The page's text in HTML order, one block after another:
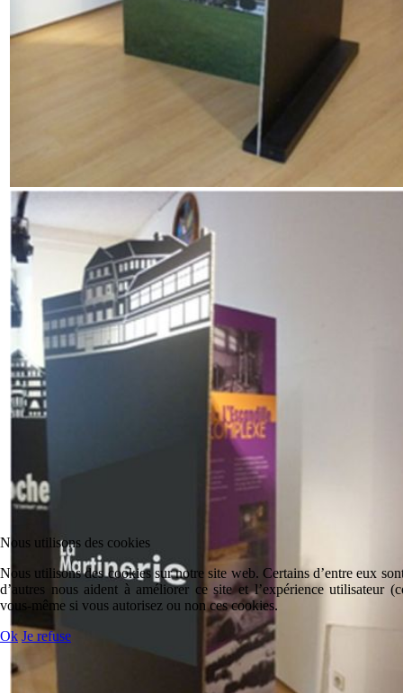
Nous utilisons des cookies
Nous utilisons des cookies sur notre site web. Certains d’entre eux
d’autres nous aident à améliorer ce site et l’expérience utilisateur
vous-même si vous autorisez ou non ces cookies.
Ok Je refuse